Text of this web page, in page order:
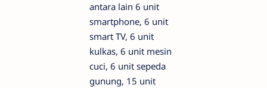
antara lain 6 unit
smartphone, 6 unit
smart TV, 6 unit
kulkas, 6 unit mesin
cuci, 6 unit sepeda
gunung, 15 unit